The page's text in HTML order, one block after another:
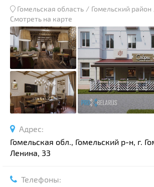
Гомельская область Гомельский район
Смотреть на карте
Адрес:
Гомельская обл., Гомельский р-н, г.
Ленина, 33
Телефоны: